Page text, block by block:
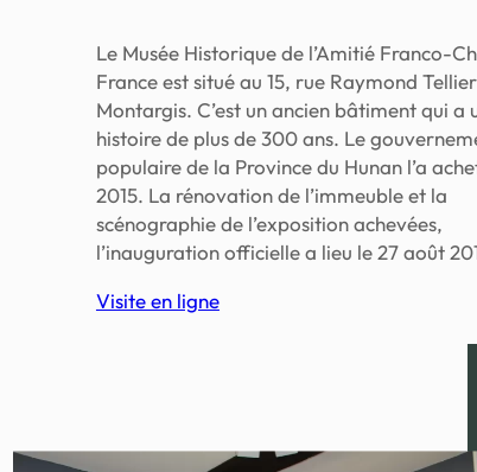
Le Musée Historique de l’Amitié Franco-
France est situé au 15, rue Raymond
Montargis. C’est un ancien bâtiment qui a
histoire de plus de 300 ans. Le
populaire de la Province du Hunan l’a
2015. La rénovation de l’immeuble et la
scénographie de l’exposition achevées,
l’inauguration officielle a lieu le 27 août
Visite en ligne